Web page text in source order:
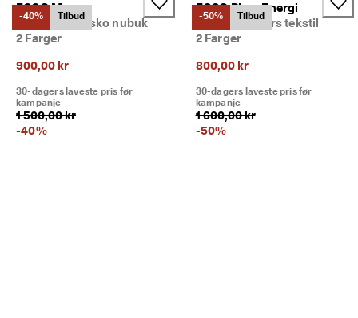
-40% Tilbud
ECCO Mx
Dame friluftssko nubuk
2 Farger
900,00 kr
30-dagers laveste pris før
kampanje
1 500,00 kr
-40%
-50% Tilbud
ECCO Biom Energi
Dame sneakers tekstil
2 Farger
800,00 kr
30-dagers laveste pris før
kampanje
1 600,00 kr
-50%